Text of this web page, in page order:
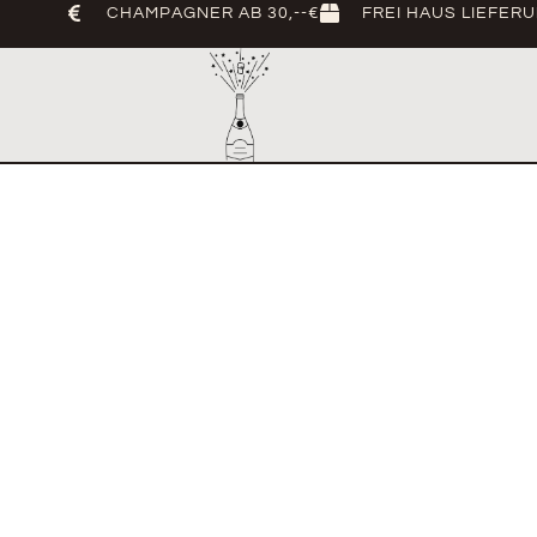
CHAMPAGNER AB 30,--€ FREI HAUS